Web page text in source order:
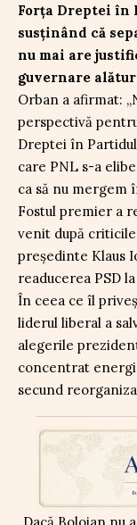
Forța Dreptei în
susținând că
nu mai are
guvernare
Orban a afirmat:
perspectivă
Dreptei în
care PNL s-a
ca să nu mergem
Fostul premier a
venit după
președinte Klaus
readucerea PSD
În ceea ce îl
liderul liberal a
alegerile
concentrat
secund
„Dacă Bolojan nu